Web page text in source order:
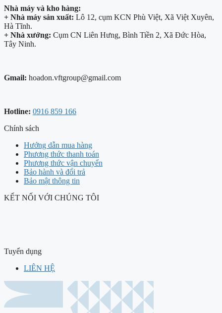
Nhà máy và kho hàng:
+ Nhà máy sản xuất: Lô 12, cụm KCN Phù Việt, Xã Việt Xuyên,
Hà Tĩnh.
+ Nhà xưởng: Cụm CN Liên Hưng, Bình Tiền 2, Xã Đức Hòa,
Tây Ninh.
Gmail: hoadon.vftgroup@gmail.com
Hotline: 0916 859 166
Chính sách
Hướng dẫn mua hàng
Phương thức thanh toán
Phương thức vận chuyển
Bảo hành và đổi trả
Bảo mật thông tin
KẾT NỐI VỚI CHÚNG TÔI
Tuyển dụng
LIÊN HỆ